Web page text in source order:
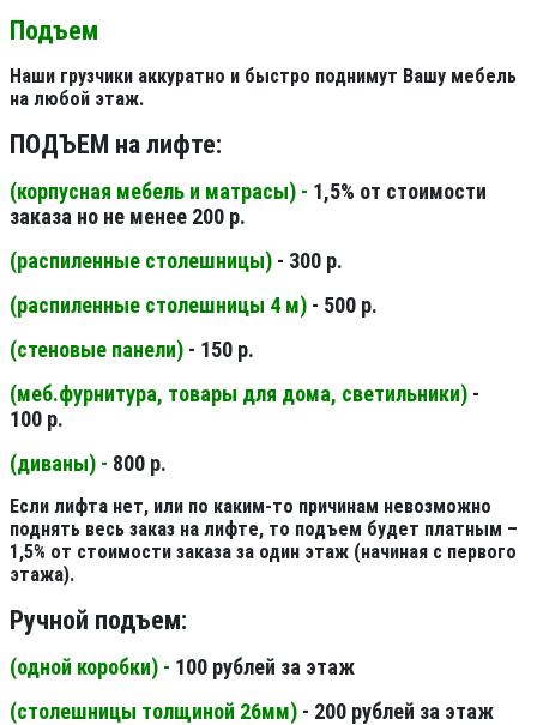
Подъем
Наши грузчики аккуратно и быстро поднимут Вашу мебель
на любой этаж.
ПОДЪЕМ на лифте:
(корпусная мебель и матрасы) - 1,5% от стоимости
заказа но не менее 200 р.
(распиленные столешницы) - 300 р.
(распиленные столешницы 4 м) - 500 р.
(стеновые панели) - 150 р.
(меб.фурнитура, товары для дома, светильники) -
100 р.
(диваны) - 800 р.
Если лифта нет, или по каким-то причинам невозможно
поднять весь заказ на лифте, то подъем будет платным –
1,5% от стоимости заказа за один этаж (начиная с первого
этажа).
Ручной подъем:
(одной коробки) - 100 рублей за этаж
(столешницы толщиной 26мм) - 200 рублей за этаж